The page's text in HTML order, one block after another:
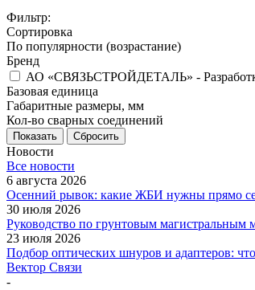
Фильтр:
Сортировка
По популярности (возрастание)
Бренд
АО «СВЯЗЬСТРОЙДЕТАЛЬ» - Разработка
Базовая единица
Габаритные размеры, мм
Кол-во сварных соединений
Показать Сбросить
Новости
Все новости
6 августа 2026
Осенний рывок: какие ЖБИ нужны прямо
30 июля 2026
Руководство по грунтовым
23 июля 2026
Подбор оптических шнуров и адаптеров:
Вектор Связи
-